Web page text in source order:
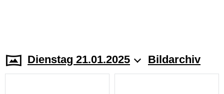
Dienstag 21.01.2025 Bildarchiv